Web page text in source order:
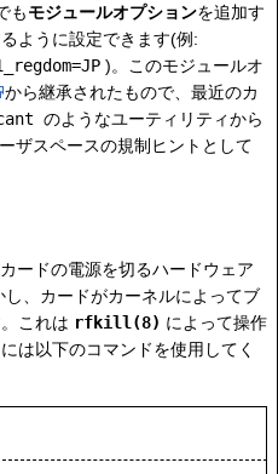
もモジュールオプションを追加す
ように設定できます(例:
)。このモジュールオ
から継承されたもので、最近のカ
のようなユーティリティから
ザスペースの規制ヒントとして
ードの電源を切るハードウェア
、カードがカーネルによってブ
これは rfkill(8) によって操作
は以下のコマンドを使用してく